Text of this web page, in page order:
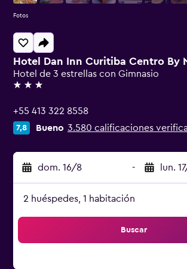
Hotel Dan Inn Curitiba Centro By
Hotel de 3 estrellas con Gimnasio
3 estrellas
+55 413 322 8558
7,8 Bueno 3.580 calificaciones
dom. 16/8 - lun.
2 huéspedes, 1 habitación
Buscar
Fotos